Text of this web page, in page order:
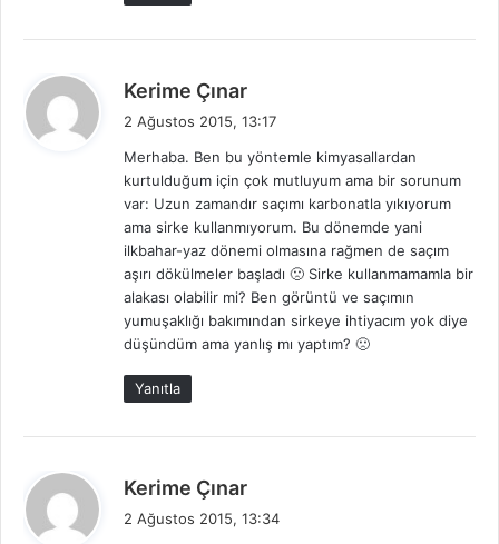
Kerime Çınar
i
k
i
:
2 Ağustos 2015, 13:17
Merhaba. Ben bu yöntemle kimyasallardan
kurtulduğum için çok mutluyum ama bir sorunum
var: Uzun zamandır saçımı karbonatla yıkıyorum
ama sirke kullanmıyorum. Bu dönemde yani
ilkbahar-yaz dönemi olmasına rağmen de saçım
aşırı dökülmeler başladı 🙁 Sirke kullanmamamla bir
alakası olabilir mi? Ben görüntü ve saçımın
yumuşaklığı bakımından sirkeye ihtiyacım yok diye
düşündüm ama yanlış mı yaptım? 🙁
Yanıtla
Kerime Çınar
2 Ağustos 2015, 13:34